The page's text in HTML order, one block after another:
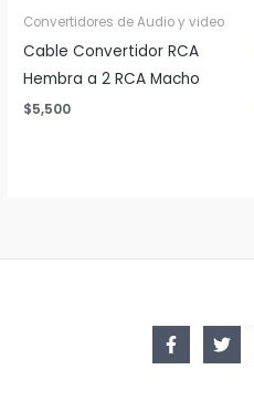
Convertidores de Audio y video
Cable Convertidor RCA
Hembra a 2 RCA Macho
$5,500